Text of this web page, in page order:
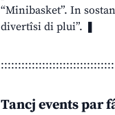
“Minibasket”. In
divertîsi di plui”. ❚
Tancj events par